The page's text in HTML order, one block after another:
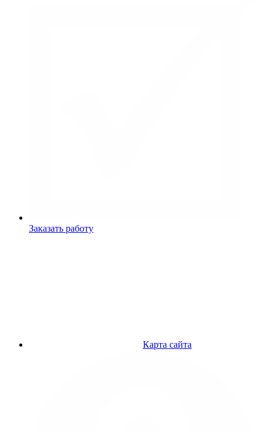
Заказать работу
Карта сайта